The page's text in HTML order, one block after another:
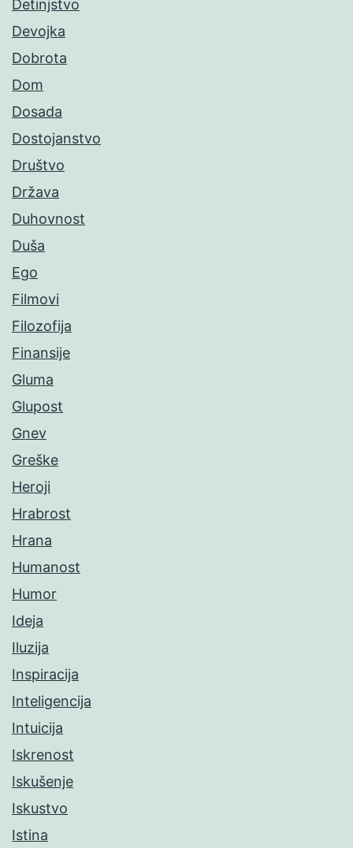
Detinjstvo
Devojka
Dobrota
Dom
Dosada
Dostojanstvo
Društvo
Država
Duhovnost
Duša
Ego
Filmovi
Filozofija
Finansije
Gluma
Glupost
Gnev
Greške
Heroji
Hrabrost
Hrana
Humanost
Humor
Ideja
Iluzija
Inspiracija
Inteligencija
Intuicija
Iskrenost
Iskušenje
Iskustvo
Istina